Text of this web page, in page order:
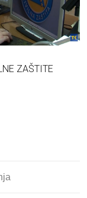
ZAŠTITE